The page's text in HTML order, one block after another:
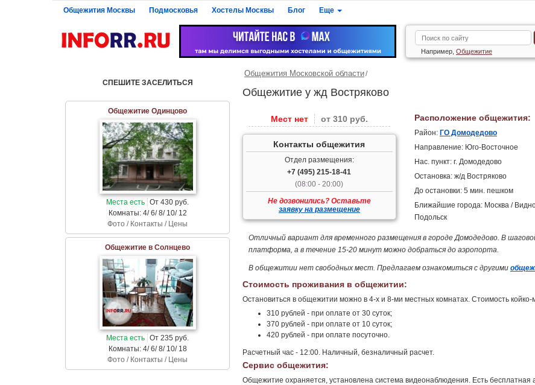
Общежития Москвы Подмосковья Хостелы Москвы Блог Еще
Например, Общежитие
СПЕШИТЕ ЗАСЕЛИТЬСЯ
Общежитие Одинцово
Места есть От 430 руб.
Комнаты: 4/ 6/ 8/ 10/ 12
Фото / Контакты / Цены
Общежитие в Солнцево
Места есть От 235 руб.
Комнаты: 4/ 6/ 8/ 10/ 18
Фото / Контакты / Цены
Общежития Московской области
Общежитие у жд Востряково
Мест нет от 310 руб.
Контакты общежития
Отдел размещения:
+7 (495) 215-18-41
(08:00 - 20:00)
Не дозвонились? Оставьте
заявку на размещение
Расположение общежития:
Район: ГО Домодедово
Направление: Юго-Восточное
Нас. пункт: г. Домодедово
Остановка: ж/д Востряково
До остановки: 5 мин. пешком
Ближайшие города: Москва /
Подольск
Отличный вариант для временного размещения в городе Домодедово. В
платформа, а в течение 15-20 минут можно добраться до аэропорта.
В общежитии нет свободных мест. Предлагаем ознакомиться с другими
Стоимость проживания в общежитии:
Остановиться в общежитии можно в 4-х и 8-ми местных комнатах. Стоимость койко-
310 рублей - при оплате от 30 суток;
370 рублей - при оплате от 10 суток;
420 рублей - при оплате посуточно.
Расчетный час - 12:00. Наличный, безналичный расчет.
Сервис общежития:
Общежитие охраняется, установлена система видеонаблюдения. Есть бесплатная